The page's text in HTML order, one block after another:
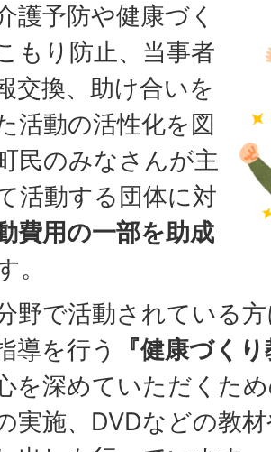
護予防や健康づく
もり防止、当事者
交換、助け合いを
活動の活性化を図
民のみなさんが主
活動する団体に対
費用の一部を助成
。
野で活動されている
導を行う
『健康づく
を深めていただくた
実施、DVDなどの教